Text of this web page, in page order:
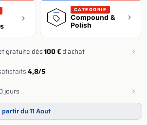
CATEGORIE
Compound &
Polish
gratuite dès100 €d'achat
4,8/5
jours
du 11 Aout